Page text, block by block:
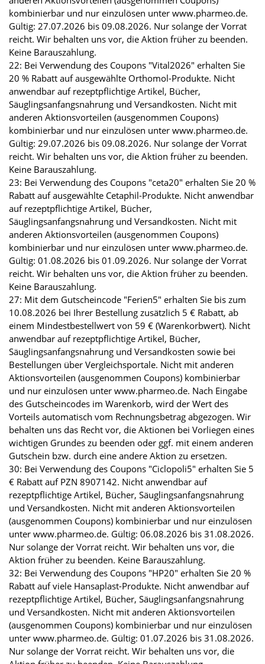
kombinierbar und nur einzulösen unter www.pharmeo.de.
Gültig: 27.07.2026 bis 09.08.2026. Nur solange der Vorrat
reicht. Wir behalten uns vor, die Aktion früher zu beenden.
Keine Barauszahlung.
22: Bei Verwendung des Coupons "Vital2026" erhalten Sie
20 % Rabatt auf ausgewählte Orthomol-Produkte. Nicht
anwendbar auf rezeptpflichtige Artikel, Bücher,
Säuglingsanfangsnahrung und Versandkosten. Nicht mit
anderen Aktionsvorteilen (ausgenommen Coupons)
kombinierbar und nur einzulösen unter www.pharmeo.de.
Gültig: 29.07.2026 bis 09.08.2026. Nur solange der Vorrat
reicht. Wir behalten uns vor, die Aktion früher zu beenden.
Keine Barauszahlung.
23: Bei Verwendung des Coupons "ceta20" erhalten Sie 20 %
Rabatt auf ausgewählte Cetaphil-Produkte. Nicht anwendbar
auf rezeptpflichtige Artikel, Bücher,
Säuglingsanfangsnahrung und Versandkosten. Nicht mit
anderen Aktionsvorteilen (ausgenommen Coupons)
kombinierbar und nur einzulösen unter www.pharmeo.de.
Gültig: 01.08.2026 bis 01.09.2026. Nur solange der Vorrat
reicht. Wir behalten uns vor, die Aktion früher zu beenden.
Keine Barauszahlung.
27: Mit dem Gutscheincode "Ferien5" erhalten Sie bis zum
10.08.2026 bei Ihrer Bestellung zusätzlich 5 € Rabatt, ab
einem Mindestbestellwert von 59 € (Warenkorbwert). Nicht
anwendbar auf rezeptpflichtige Artikel, Bücher,
Säuglingsanfangsnahrung und Versandkosten sowie bei
Bestellungen über Vergleichsportale. Nicht mit anderen
Aktionsvorteilen (ausgenommen Coupons) kombinierbar
und nur einzulösen unter www.pharmeo.de. Nach Eingabe
des Gutscheincodes im Warenkorb, wird der Wert des
Vorteils automatisch vom Rechnungsbetrag abgezogen. Wir
behalten uns das Recht vor, die Aktionen bei Vorliegen eines
wichtigen Grundes zu beenden oder ggf. mit einem anderen
Gutschein bzw. durch eine andere Aktion zu ersetzen.
30: Bei Verwendung des Coupons "Ciclopoli5" erhalten Sie 5
€ Rabatt auf PZN 8907142. Nicht anwendbar auf
rezeptpflichtige Artikel, Bücher, Säuglingsanfangsnahrung
und Versandkosten. Nicht mit anderen Aktionsvorteilen
(ausgenommen Coupons) kombinierbar und nur einzulösen
unter www.pharmeo.de. Gültig: 06.08.2026 bis 31.08.2026.
Nur solange der Vorrat reicht. Wir behalten uns vor, die
Aktion früher zu beenden. Keine Barauszahlung.
32: Bei Verwendung des Coupons "HP20" erhalten Sie 20 %
Rabatt auf viele Hansaplast-Produkte. Nicht anwendbar auf
rezeptpflichtige Artikel, Bücher, Säuglingsanfangsnahrung
und Versandkosten. Nicht mit anderen Aktionsvorteilen
(ausgenommen Coupons) kombinierbar und nur einzulösen
unter www.pharmeo.de. Gültig: 01.07.2026 bis 31.08.2026.
Nur solange der Vorrat reicht. Wir behalten uns vor, die